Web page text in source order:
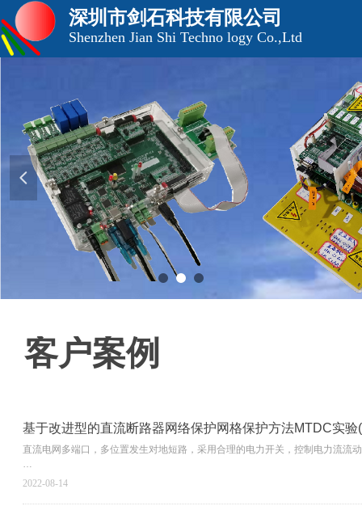
深圳市剑石科技有限公司
Shenzhen Jian Shi Techno logy Co.,Ltd
넳
客户案例
基于改进型的直流断路器网络保护网格保护方法MTDC实
直流电网多端口，多位置发生对地短路，采用合理的电力开关，控制电力流流
系统应用收录于：IEEE TRANSACTIONS ON INDUSTRIAL ELECTRONICS
2022-08-14